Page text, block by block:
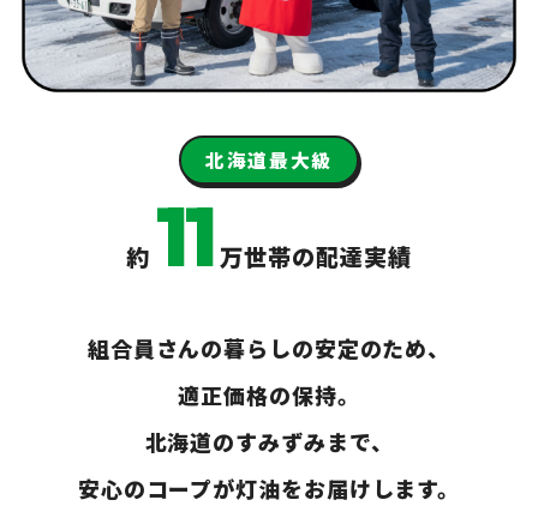
北海道最大級
約 11 万世帯の配達実績
組合員さんの暮らしの安定のため、
適正価格の保持。
北海道のすみずみまで、
安心のコープが灯油をお届けします。